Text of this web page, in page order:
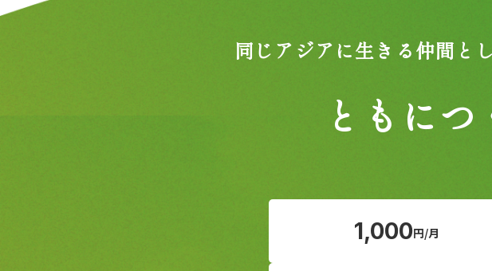
同じアジアに生きる仲間とし
ともに
1,000円/月